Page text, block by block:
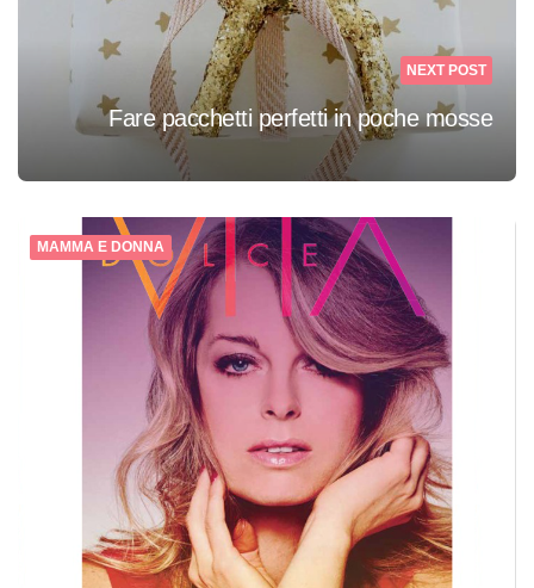
NEXT POST
Fare pacchetti perfetti in poche mosse
MAMMA E DONNA